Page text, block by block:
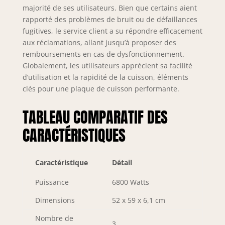
parfaite pour les
plats de grande
taille, poêles ovales
ou grillades sur
plaque, avec une
flexibilité de cuisson
optimale. 🔒
【Sécurité enfants
renforcée】La
verrouillage enfant
empêche toute
activation
Idéale pour les
foyers avec enfants,
sécurité et
pendant la cuisson.
majorité de ses utilisateurs. Bien que certains aient
rapporté des problèmes de bruit ou de défaillances
fugitives, le service client a su répondre efficacement
aux réclamations, allant jusqu’à proposer des
remboursements en cas de dysfonctionnement.
Globalement, les utilisateurs apprécient sa facilité
d’utilisation et la rapidité de la cuisson, éléments
clés pour une plaque de cuisson performante.
TABLEAU COMPARATIF DES
CARACTÉRISTIQUES
Caractéristique Détail
Puissance
6800 Watts
Dimensions
52 x 59 x 6,1 cm
Nombre de